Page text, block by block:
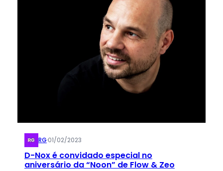
RG·01/02/2023
D-Nox é convidado especial no
aniversário da “Noon” de Flow & Zeo